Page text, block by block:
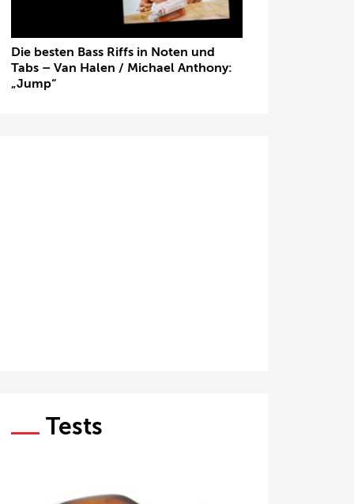
Die besten Bass Riffs in Noten und
Tabs – Van Halen / Michael Anthony:
„Jump“
Tests